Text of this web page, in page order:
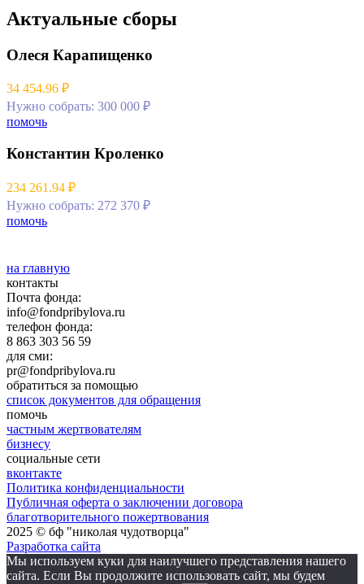
Актуальные сборы
Олеся Карапищенко
34 454.96 ₽
Нужно собрать: 300 000 ₽
помочь
Константин Кроленко
234 261.94 ₽
Нужно собрать: 272 370 ₽
помочь
на главную
контакты
Почта фонда:
info@fondpribylova.ru
телефон фонда:
8 863 303 56 59
для сми:
pr@fondpribylova.ru
обратиться за помощью
список документов для обращения
помочь
частным жертвователям
бизнесу
социальные сети
вконтакте
Политика конфиденциальности
Публичная оферта о заключении договора
благотворительного пожертвования
2025 © бф "николая чудотворца"
Разработка сайта
Мы используем куки для наилучшего представления нашего
сайта. Если Вы продолжите использовать сайт, мы будем